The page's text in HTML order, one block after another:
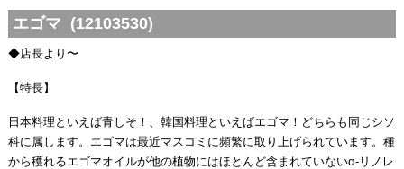
エゴマ (12103530)
◆店長より〜
【特長】
日本料理といえば青しそ！、韓国料理といえばエゴマ！どちらも同じシソ
科に属します。エゴマは最近マスコミに頻繁に取り上げられています。種
から穫れるエゴマオイルが他の植物にはほとんど含まれていないα-リノレ